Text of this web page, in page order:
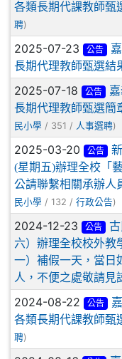
各類長期代課教師甄
聘)
2025-07-23 公告
長期代理教師甄選結
2025-07-18 公告
長期代理教師甄選簡
民小學 / 351 / 人事選聘)
2025-03-20 公告
(星期五)辦理全校「
公請聯繫相關承辦人
民小學 / 132 / 行政公告)
2024-12-23 公告
六）辦理全校校外教
一）補假一天，當日
人，不便之處敬請見
2024-08-22 公告
各類長期代課教師甄
聘)